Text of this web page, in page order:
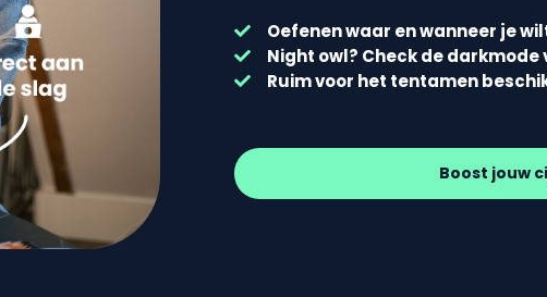
Oefenen waar en wanneer je
Night owl? Check de
Ruim voor het tentamen
Boost jouw